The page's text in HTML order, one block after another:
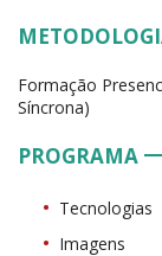
Formação
Síncrona)
PROGRAMA
Tecnologias
Imagens